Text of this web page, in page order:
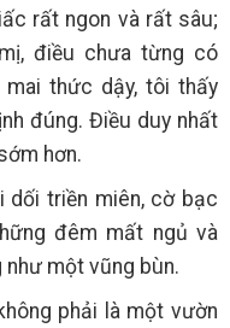
rất ngon và rất sâu;
điều chưa từng có
thức dậy, tôi thấy
đúng. Điều duy nhất
hơn.
dối triền miên, cờ bạc
đêm mất ngủ và
một vũng bùn.
phải là một vườn